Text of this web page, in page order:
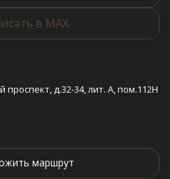
в MAX
проспект, д.32-34, лит. А, пом.112Н
маршрут